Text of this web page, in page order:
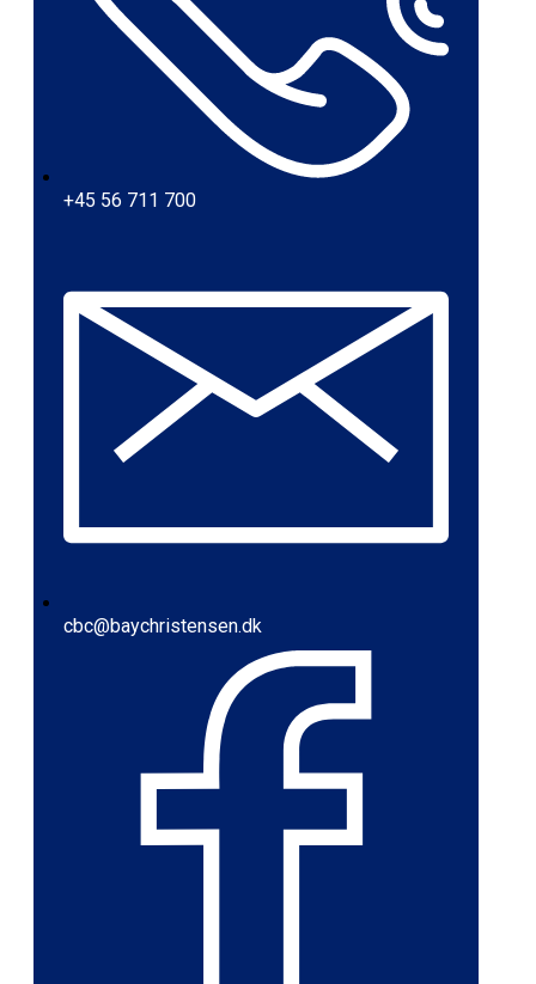
+45 56 711 700
cbc@baychristensen.dk